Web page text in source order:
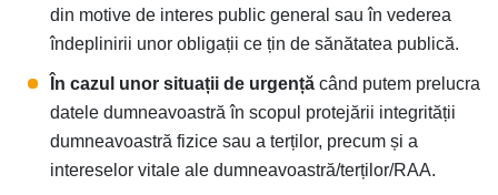
din motive de interes public general sau în vederea
îndeplinirii unor obligații ce țin de sănătatea publică.
În cazul unor situații de urgență când putem prelucra
datele dumneavoastră în scopul protejării integrității
dumneavoastră fizice sau a terților, precum și a
intereselor vitale ale dumneavoastră/terților/RAA.